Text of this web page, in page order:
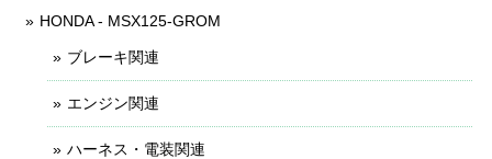
HONDA - MSX125-GROM
ブレーキ関連
エンジン関連
ハーネス・電装関連